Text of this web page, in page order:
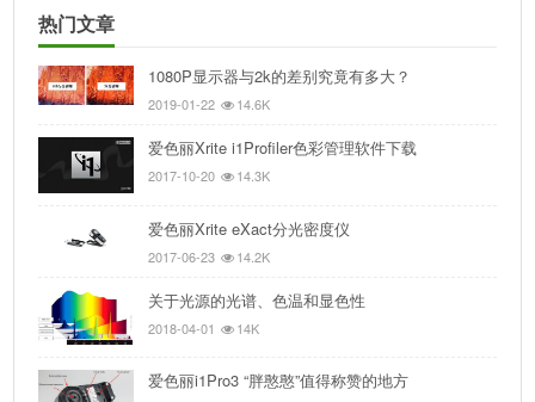
热门文章
1080P显示器与2k的差别究竟有多大？
2019-01-22 14.6K
爱色丽Xrite i1Profiler色彩管理软件下载
2017-10-20 14.3K
爱色丽Xrite eXact分光密度仪
2017-06-23 14.2K
关于光源的光谱、色温和显色性
2018-04-01 14K
爱色丽i1Pro3 “胖憨憨”值得称赞的地方